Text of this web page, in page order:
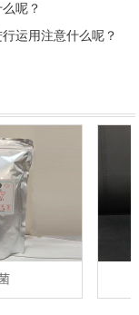
呢？
运用注意什么呢？